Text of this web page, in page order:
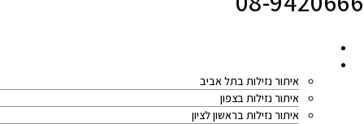
איתור נזילות בתל אביב
איתור נזילות בצפון
איתור נזילות בראשון לציון